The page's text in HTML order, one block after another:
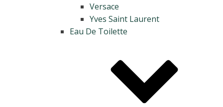
Versace
Yves Saint Laurent
Eau De Toilette